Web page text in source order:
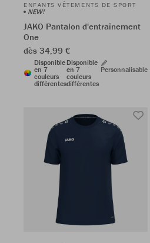
ENFANTS VÊTEMENTS DE SPORT
NEW!
JAKO Pantalon d'entraînement
One
dès 34,99 €
Disponible
en 7
couleurs
différentes
Disponible
en 7
couleurs
différentes
Personnalisable